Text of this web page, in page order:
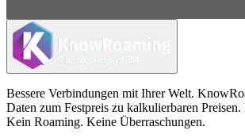
Bessere Verbindungen mit Ihrer Welt.
Daten zum Festpreis zu kalkulierbaren Preisen.
Kein Roaming. Keine Überraschungen.